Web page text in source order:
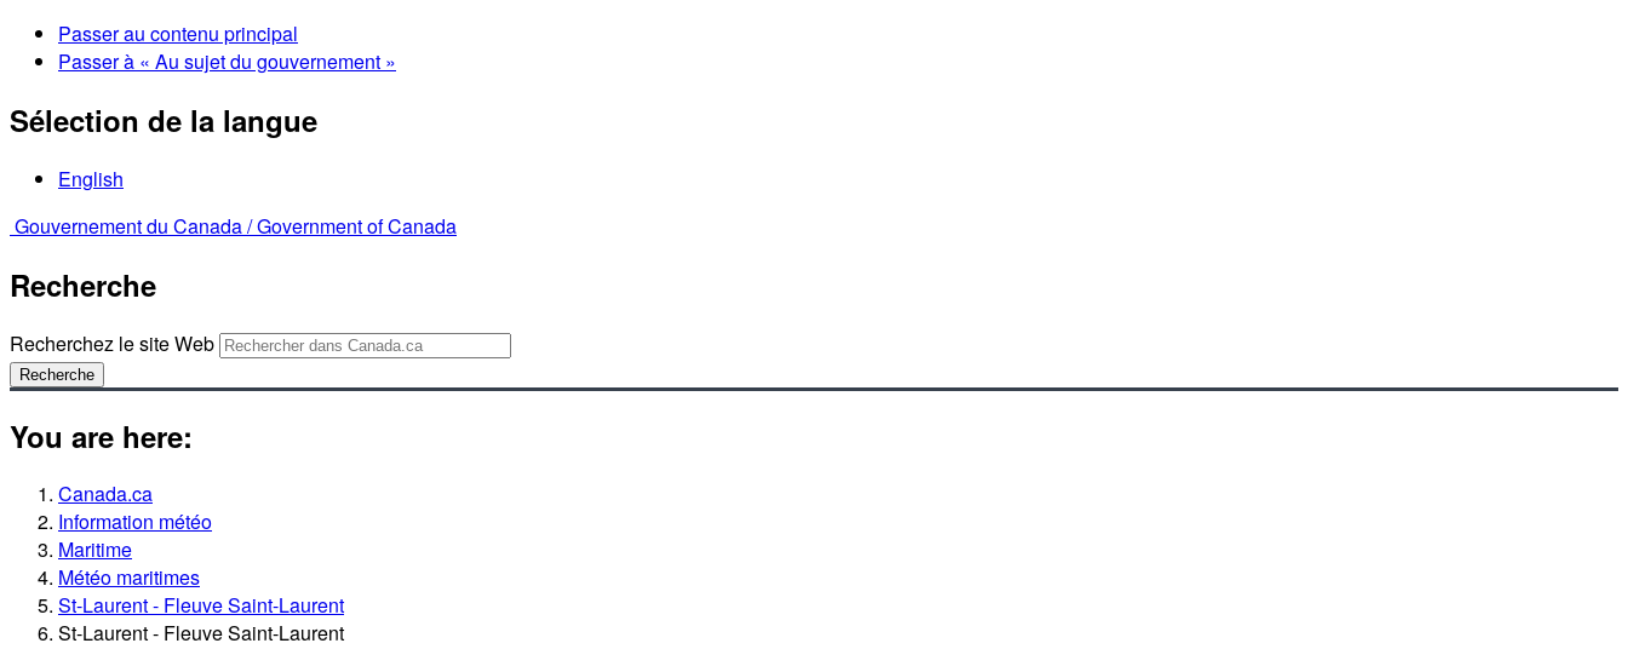
Passer au contenu principal
Passer à « Au sujet du gouvernement »
Sélection de la langue
English
Gouvernement du Canada /Government of Canada
Recherche
Recherchez le site Web
Recherche
You are here:
Canada.ca
Information météo
Maritime
Météo maritimes
St-Laurent - Fleuve Saint-Laurent
St-Laurent - Fleuve Saint-Laurent